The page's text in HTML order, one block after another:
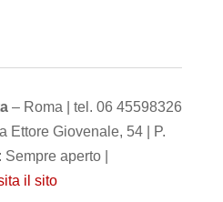
– Roma | tel. 06 45598326
Ettore Giovenale, 54 | P.
aperto |
il sito